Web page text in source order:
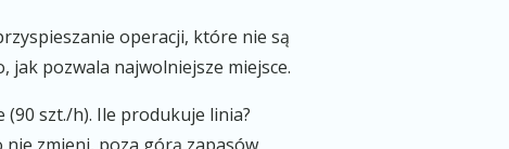
operacji, które nie są
jak pozwala najwolniejsze miejsce.
(90 szt./h). Ile produkuje linia?